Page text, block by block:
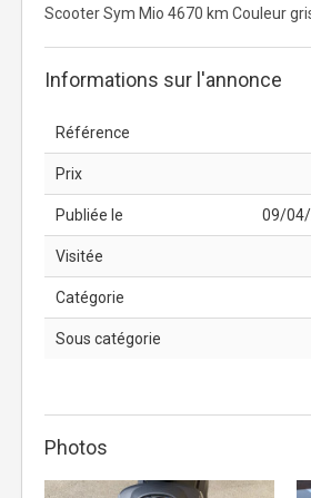
Scooter Sym Mio 4670 km Couleur
Informations sur l'annonce
Référence
Prix
Publiée le 09/04/
Visitée
Catégorie
Sous catégorie
Photos